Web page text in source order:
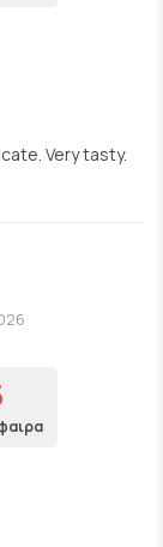
Very tasty.